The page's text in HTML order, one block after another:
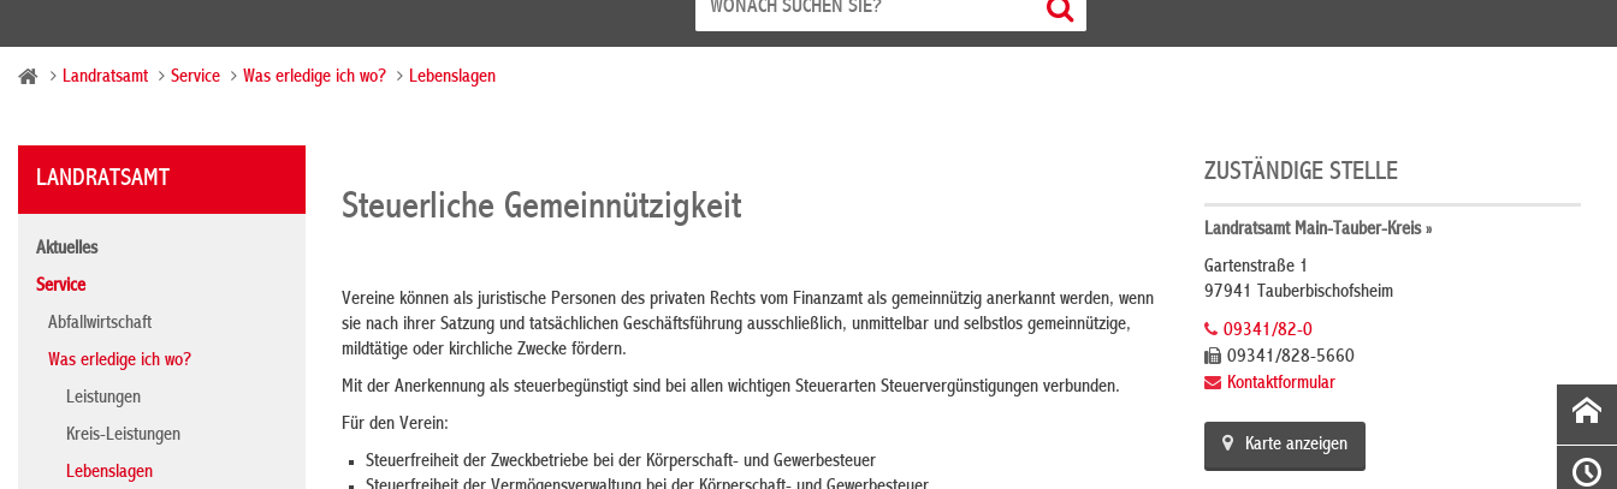
Landratsamt Service Was erledige ich wo? Lebenslagen
LANDRATSAMT
Aktuelles
Service
Abfallwirtschaft
Was erledige ich wo?
Leistungen
Kreis-Leistungen
Lebenslagen
Steuerliche Gemeinnützigkeit
Vereine können als juristische Personen des privaten Rechts vom Finanzamt als gemeinnützig anerkannt werden, wenn
sie nach ihrer Satzung und tatsächlichen Geschäftsführung ausschließlich, unmittelbar und selbstlos gemeinnützige,
mildtätige oder kirchliche Zwecke fördern.
Mit der Anerkennung als steuerbegünstigt sind bei allen wichtigen Steuerarten Steuervergünstigungen verbunden.
Für den Verein:
Steuerfreiheit der Zweckbetriebe bei der Körperschaft- und Gewerbesteuer
ZUSTÄNDIGE STELLE
Landratsamt Main-Tauber-Kreis »
Gartenstraße 1
97941 Tauberbischofsheim
09341/82-0
09341/828-5660
Kontaktformular
Karte anzeigen